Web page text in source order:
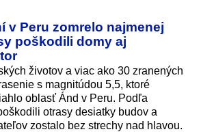
v Peru zomrelo najmenej
poškodili domy aj
životov a viac ako 30 zranených
s magnitúdou 5,5, ktoré
oblasť Ánd v Peru. Podľa
otrasy desiatky budov a
zostalo bez strechy nad hlavou.